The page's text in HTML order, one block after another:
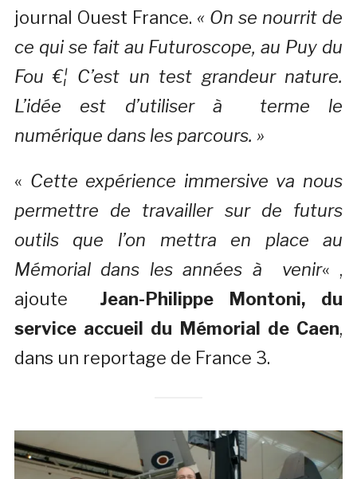
journal Ouest France. « On se nourrit de
ce qui se fait au Futuroscope, au Puy du
Fou €¦ C’est un test grandeur nature.
L’idée est d’utiliser à terme le
numérique dans les parcours. »
« Cette expérience immersive va nous
permettre de travailler sur de futurs
outils que l’on mettra en place au
Mémorial dans les années à venir« ,
ajoute Jean-Philippe Montoni, du
service accueil du Mémorial de Caen,
dans un reportage de France 3.